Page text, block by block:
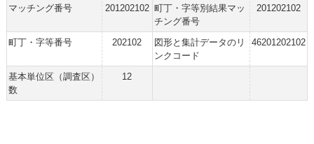
マッチング番号
201202102 町丁・字等別結果マッ
チング番号
201202102
町丁・字等番号 202102
図形と集計データのリ
ンクコード
46201202102
基本単位区（調査区）
数
12